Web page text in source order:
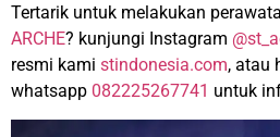
Tertarik untuk melakukan
ARCHE? kunjungi Instagram
resmi kami stindonesia.com, atau
whatsapp 082225267741 untuk